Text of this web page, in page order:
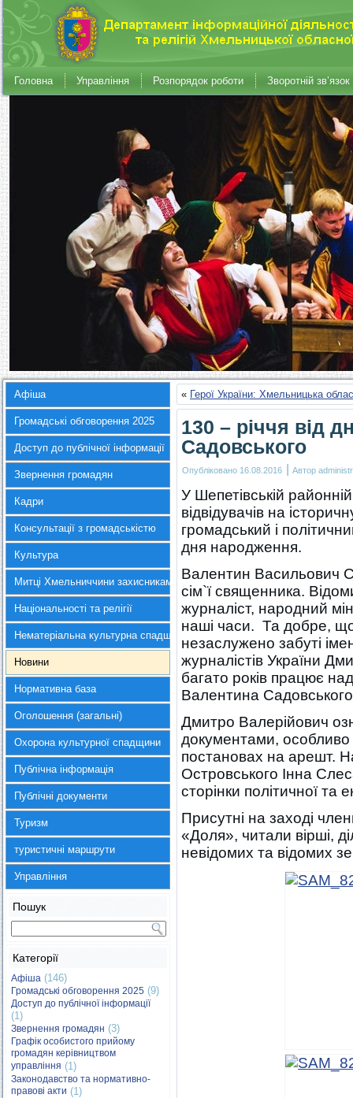
Головна Управління Розпорядок роботи Зворотній зв’язок
Афіша
Громадські обговорення 2025
Доступ до публічної інформації
Звернення громадян
Кадри
Консультації з громадськістю
Культура
Митці Хмельниччини захисникам України
Національності та релігії
Нематеріальна культурна спадщина
Новини
Нормативна база
Оголошення (загальні)
Охорона культурної спадщини
Публічна інформація
Публічні документи
Туризм
туристичні маршрути
Управління
Пошук
Категорії
Афіша (146)
Громадські обговорення 2025 (9)
Доступ до публічної інформації
(1)
Звернення громадян (3)
Графік особистого прийому
громадян керівництвом
управління (1)
Законодавство та нормативно-
правові акти (1)
« Герої України: Хмельницька
130 – річчя від
Садовського
Опубліковано 16.08.2016 | Автор
У Шепетівській
відвідувачів на
громадський і
дня народження.
Валентин Васильович
сім`ї священника.
журналіст, народний
наші часи. Та добре,
незаслужено забуті
журналістів України
багато років працює
Валентина
Дмитро Валерійович
документами, особливо
постановах на арешт.
Островського Інна
сторінки політичної та
Присутні на заході
«Доля», читали вірші,
невідомих та відомих